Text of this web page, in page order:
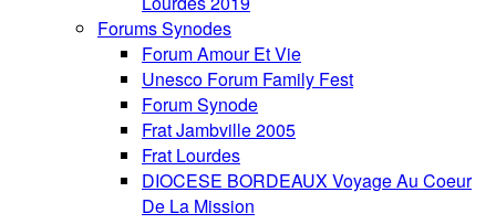
Forums Synodes
Forum Amour Et Vie
Unesco Forum Family Fest
Forum Synode
Frat Jambville 2005
Frat Lourdes
DIOCESE BORDEAUX Voyage Au Coeur
De La Mission